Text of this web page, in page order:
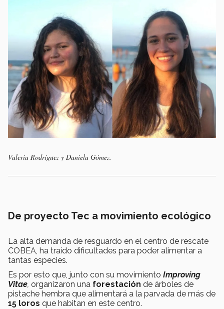
Valeria Rodríguez y Daniela Gómez.
De proyecto Tec a movimiento ecológico
La alta demanda de resguardo en el centro de rescate
COBEA, ha traído dificultades para poder alimentar a
tantas especies.
Es por esto que, junto con su movimiento Improving
Vitae, organizaron una forestación de árboles de
pistache hembra que alimentará a la parvada de más de
15 loros que habitan en este centro.